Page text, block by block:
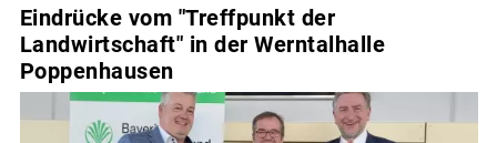
Eindrücke vom "Treffpunkt der
Landwirtschaft" in der Werntalhalle
Poppenhausen